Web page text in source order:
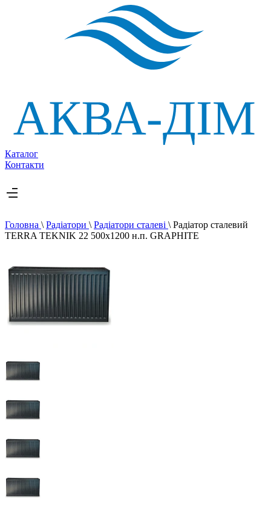
Каталог
Контакти
Головна \ Радіатори \ Радіатори сталеві \ Радіатор сталевий
TERRA TEKNIK 22 500х1200 н.п. GRAPHITE